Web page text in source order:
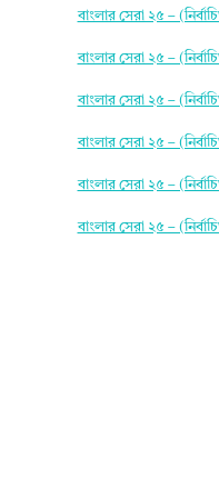
বাংলার সেরা ২৫ –
বাংলার সেরা ২৫ –
বাংলার সেরা ২৫ –
বাংলার সেরা ২৫ –
বাংলার সেরা ২৫ –
বাংলার সেরা ২৫ –